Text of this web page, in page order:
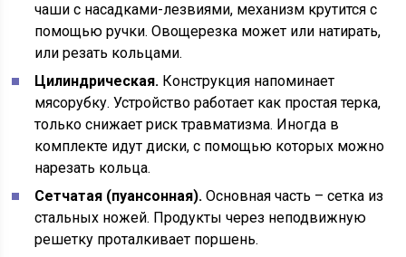
чаши с насадками-лезвиями, механизм крутится с
помощью ручки. Овощерезка может или натирать,
или резать кольцами.
Цилиндрическая. Конструкция напоминает
мясорубку. Устройство работает как простая терка,
только снижает риск травматизма. Иногда в
комплекте идут диски, с помощью которых можно
нарезать кольца.
Сетчатая (пуансонная). Основная часть – сетка из
стальных ножей. Продукты через неподвижную
решетку проталкивает поршень.